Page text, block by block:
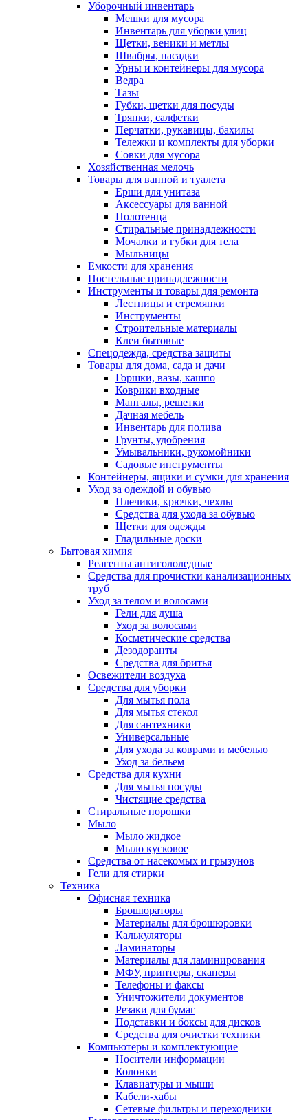
Уборочный инвентарь
Мешки для мусора
Инвентарь для уборки улиц
Щетки, веники и метлы
Швабры, насадки
Урны и контейнеры для мусора
Ведра
Тазы
Губки, щетки для посуды
Тряпки, салфетки
Перчатки, рукавицы, бахилы
Тележки и комплекты для уборки
Совки для мусора
Хозяйственная мелочь
Товары для ванной и туалета
Ерши для унитаза
Аксессуары для ванной
Полотенца
Стиральные принадлежности
Мочалки и губки для тела
Мыльницы
Емкости для хранения
Постельные принадлежности
Инструменты и товары для ремонта
Лестницы и стремянки
Инструменты
Строительные материалы
Клеи бытовые
Спецодежда, средства защиты
Товары для дома, сада и дачи
Горшки, вазы, кашпо
Коврики входные
Мангалы, решетки
Дачная мебель
Инвентарь для полива
Грунты, удобрения
Умывальники, рукомойники
Садовые инструменты
Контейнеры, ящики и сумки для хранения
Уход за одеждой и обувью
Плечики, крючки, чехлы
Средства для ухода за обувью
Щетки для одежды
Гладильные доски
Бытовая химия
Реагенты антигололедные
Средства для прочистки канализационных
труб
Уход за телом и волосами
Гели для душа
Уход за волосами
Косметические средства
Дезодоранты
Средства для бритья
Освежители воздуха
Средства для уборки
Для мытья пола
Для мытья стекол
Для сантехники
Универсальные
Для ухода за коврами и мебелью
Уход за бельем
Средства для кухни
Для мытья посуды
Чистящие средства
Стиральные порошки
Мыло
Мыло жидкое
Мыло кусковое
Средства от насекомых и грызунов
Гели для стирки
Техника
Офисная техника
Брошюраторы
Материалы для брошюровки
Калькуляторы
Ламинаторы
Материалы для ламинирования
МФУ, принтеры, сканеры
Телефоны и факсы
Уничтожители документов
Резаки для бумаг
Подставки и боксы для дисков
Средства для очистки техники
Компьютеры и комплектующие
Носители информации
Колонки
Клавиатуры и мыши
Кабели-хабы
Сетевые фильтры и переходники